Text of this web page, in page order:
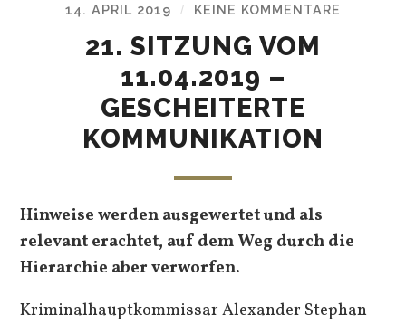
14. APRIL 2019 / KEINE KOMMENTARE
21. SITZUNG VOM
11.04.2019 –
GESCHEITERTE
KOMMUNIKATION
Hinweise werden ausgewertet und als
relevant erachtet, auf dem Weg durch die
Hierarchie aber verworfen.
Kriminalhauptkommissar Alexander Stephan